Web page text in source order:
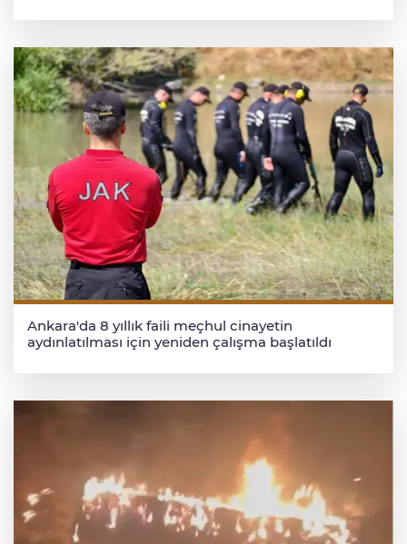
Ankara'da 8 yıllık faili meçhul cinayetin
aydınlatılması için yeniden çalışma başlatıldı